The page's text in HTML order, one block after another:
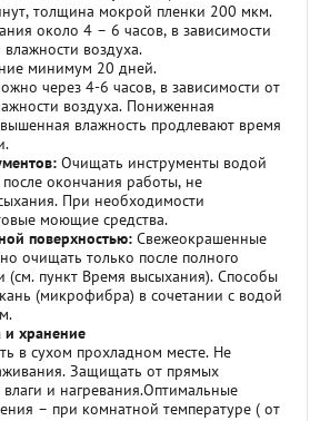
толщина мокрой пленки 200 мкм.
около 4 – 6 часов, в зависимости
воздуха.
минимум 20 дней.
через 4-6 часов, в зависимости от
воздуха. Пониженная
влажность продлевают время
Очищать инструменты водой
окончания работы, не
При необходимости
моющие средства.
поверхностью: Свежеокрашенные
очищать только после полного
(см. пункт Время высыхания). Способы
(микрофибра) в сочетании с водой
и хранение
в сухом прохладном месте. Не
Защищать от прямых
и нагревания.Оптимальные
– при комнатной температуре ( от